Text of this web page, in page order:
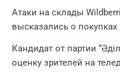
Атаки на склады
высказались о
Кандидат от партии
оценку зрителей на